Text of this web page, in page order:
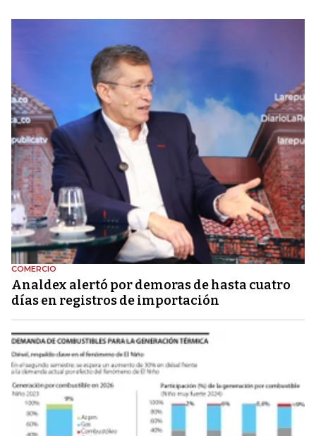
COMERCIO
Analdex alertó por demoras de hasta cuatro
días en registros de importación